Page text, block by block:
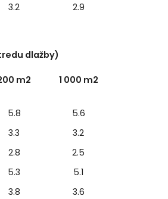
3.2 2.9
dlažby)
m2 1 000 m2
5.8
5.6
3.3
3.2
2.8
2.5
5.3
5.1
3.8
3.6